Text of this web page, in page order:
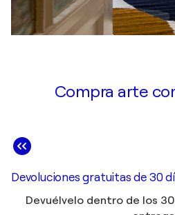
Compra arte
Devoluciones gratuitas de 30
Devuélvelo dentro de los